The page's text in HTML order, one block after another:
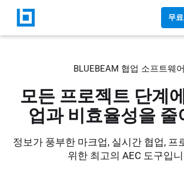
무
BLUEBEAM 협업 소프트웨어
모든 프로젝트 단계
업과 비효율성을 줄
정보가 풍부한 마크업, 실시간 협업, 프
위한 최고의 AEC 도구입